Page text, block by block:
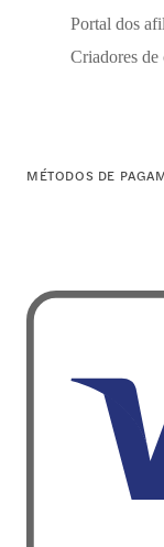
Portal dos
Criadores
MÉTODOS DE